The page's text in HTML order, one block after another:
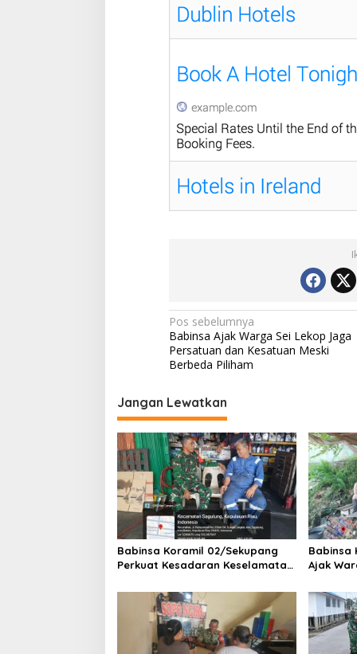
N
a
v
i
g
a
s
i
p
o
s
Pos sebelumnya
Babinsa Ajak Warga Sei Lekop Jaga
Persatuan dan Kesatuan Meski
Berbeda Piliham
Jangan Lewatkan
Babinsa Koramil 02/Sekupang
Perkuat Kesadaran Keselamatan
Lewat Komsos di Sungai Langkai
Babinsa
Ajak
Bahaya
Kemarau